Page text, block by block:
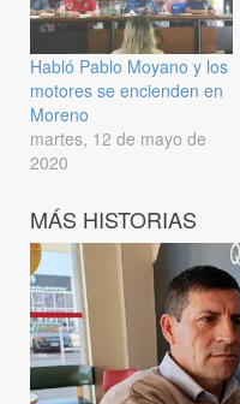
Habló Pablo Moyano y los
motores se encienden en
Moreno
martes, 12 de mayo de
2020
MÁS HISTORIAS